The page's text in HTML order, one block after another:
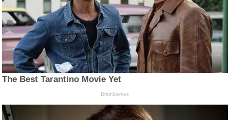
The Best Tarantino Movie Yet
Brainberries